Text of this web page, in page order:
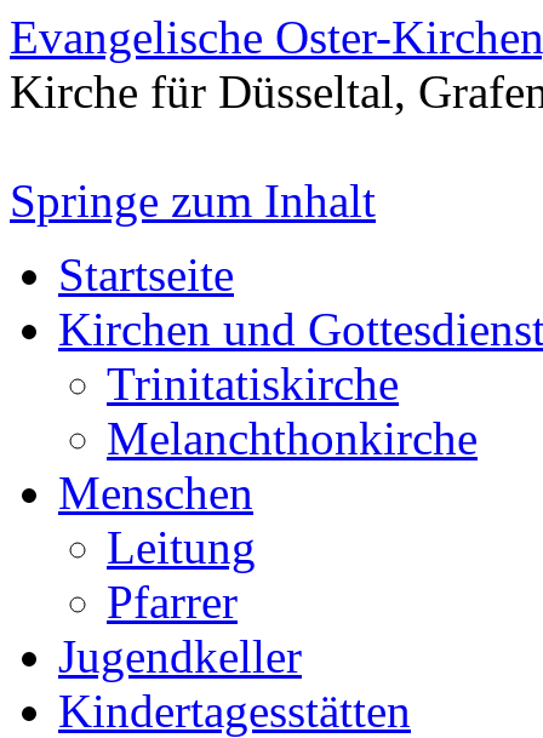
Evangelische Oster-
Kirche für Düsseltal,
Springe zum Inhalt
Startseite
Kirchen und
Trinitatiskirche
Melanchthonkirche
Menschen
Leitung
Pfarrer
Jugendkeller
Kindertagesstätten